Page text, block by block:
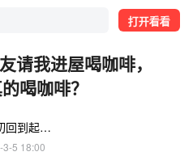
打开看看
请我进屋喝咖啡，
喝咖啡？
一切回到起点了
3-5 18:00